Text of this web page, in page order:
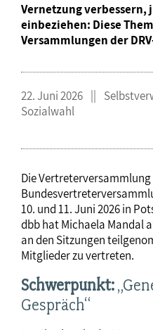
Vernetzung verbessern,
einbeziehen: Diese
Versammlungen der
22. Juni 2026
Sozialwahl
Die Vertreterversammlung
10. und 11. Juni 2026 in
dbb hat Michaela Mandal
an den Sitzungen
Mitglieder zu vertreten.
Schwerpunkt:
Gespräch“